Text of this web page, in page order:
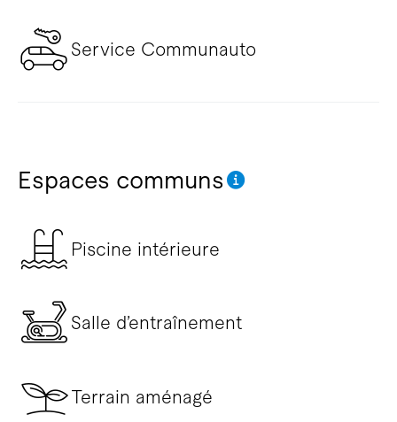
Service Communauto
Espaces communs
Piscine intérieure
Salle d’entraînement
Terrain aménagé